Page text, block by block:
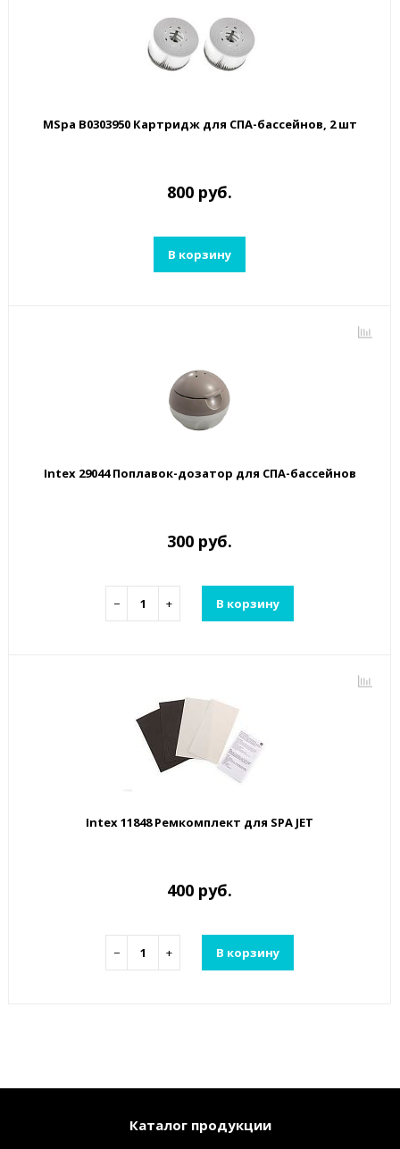
MSpa B0303950 Картридж для СПА-бассейнов, 2 шт
800 руб.
В корзину
Intex 29044 Поплавок-дозатор для СПА-бассейнов
300 руб.
− + В корзину
Intex 11848 Ремкомплект для SPA JET
400 руб.
− + В корзину
Каталог продукции